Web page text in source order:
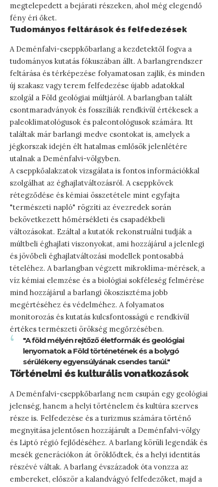
megtelepedett a bejárati részeken, ahol még elegendő
fény éri őket.
Tudományos feltárások és felfedezések
A Deménfalvi-cseppkőbarlang a kezdetektől fogva a
tudományos kutatás fókuszában állt. A barlangrendszer
feltárása és térképezése folyamatosan zajlik, és minden
új szakasz vagy terem felfedezése újabb adatokkal
szolgál a Föld geológiai múltjáról. A barlangban talált
csontmaradványok és fosszíliák rendkívül értékesek a
paleoklimatológusok és paleontológusok számára. Itt
találtak már barlangi medve csontokat is, amelyek a
jégkorszak idején élt hatalmas emlősök jelenlétére
utalnak a Deménfalvi-völgyben.
A cseppkőalakzatok vizsgálata is fontos információkkal
szolgálhat az éghajlatváltozásról. A cseppkövek
rétegződése és kémiai összetétele mint egyfajta
"természeti napló" rögzíti az évezredek során
bekövetkezett hőmérsékleti és csapadékbeli
változásokat. Ezáltal a kutatók rekonstruálni tudják a
múltbeli éghajlati viszonyokat, ami hozzájárul a jelenlegi
és jövőbeli éghajlatváltozási modellek pontosabbá
tételéhez. A barlangban végzett mikroklíma-mérések, a
víz kémiai elemzése és a biológiai sokféleség felmérése
mind hozzájárul a barlangi ökoszisztéma jobb
megértéséhez és védelméhez. A folyamatos
monitorozás és kutatás kulcsfontosságú e rendkívül
értékes természeti örökség megőrzésében.
"A föld mélyén rejtőző életformák és geológiai
lenyomatok a Föld történetének és a bolygó
sérülékeny egyensúlyának csendes tanúi."
Történelmi és kulturális vonatkozások
A Deménfalvi-cseppkőbarlang nem csupán egy geológiai
jelenség, hanem a helyi történelem és kultúra szerves
része is. Felfedezése és a turizmus számára történő
megnyitása jelentősen hozzájárult a Deménfalvi-völgy
és Liptó régió fejlődéséhez. A barlang körüli legendák és
mesék generációkon át öröklődtek, és a helyi identitás
részévé váltak. A barlang évszázadok óta vonzza az
embereket, először a kalandvágyó felfedezőket, majd a